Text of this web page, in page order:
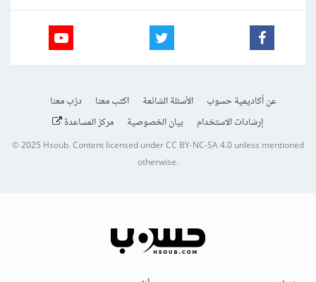
عن أكاديمية حسوب الأسئلة الشائعة اكتب معنا
درّب معنا
إرشادات الاستخدام
بيان الخصوصية مركز المساعدة
© 2025Hsoub.Content licensed underCC BY-NC-SA 4.0unless mentioned
otherwise.